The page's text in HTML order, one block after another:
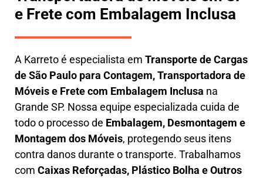
e Frete com Embalagem Inclusa
A Karretoé especialista em Transporte de Cargas
de São Paulo para Contagem,Transportadora de
Móveis e Frete com Embalagem Inclusa na
Grande SP. Nossa equipe especializada cuida de
todo o processo de Embalagem, Desmontagem e
Montagem dos Móveis, protegendo seus itens
contra danos durante o transporte. Trabalhamos
com Caixas Reforçadas, Plástico Bolha e Outros